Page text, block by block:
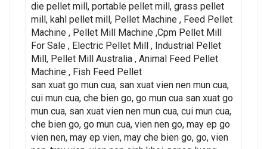
die pellet mill, portable pellet mill, grass pellet
mill, kahl pellet mill, Pellet Machine , Feed Pellet
Machine , Pellet Mill Machine ,Cpm Pellet Mill
For Sale , Electric Pellet Mill , Industrial Pellet
Mill, Pellet Mill Australia , Animal Feed Pellet
Machine , Fish Feed Pellet
san xuat go mun cua, san xuat vien nen mun cua,
cui mun cua, che bien go, go mun cua san xuat go
mun cua, san xuat vien nen mun cua, cui mun cua,
che bien go, go mun cua, vien nen go, may ep go
vien nen, may ep vien, may che bien go, go, vien